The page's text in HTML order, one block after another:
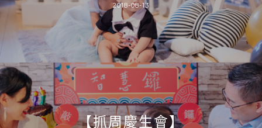
2018-08-13
【抓周慶生會】